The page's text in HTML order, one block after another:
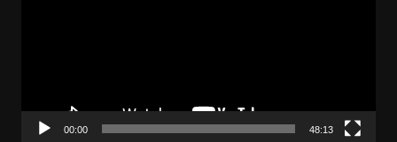
00:00 48:13